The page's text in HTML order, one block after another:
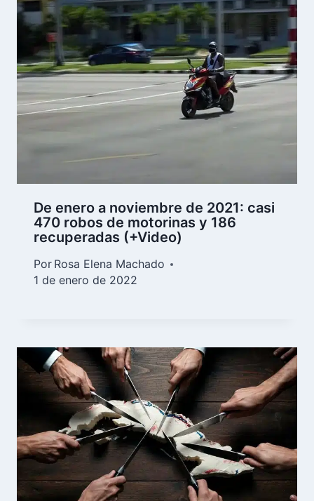
De enero a noviembre de 2021: casi
470 robos de motorinas y 186
recuperadas (+Video)
Por Rosa Elena Machado
1 de enero de 2022